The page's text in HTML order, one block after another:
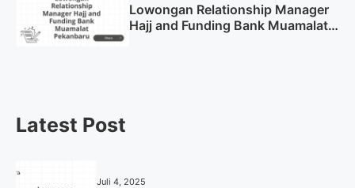
Lowongan Relationship Manager
Hajj and Funding Bank Muamalat
Latest Post
Juli 4, 2025